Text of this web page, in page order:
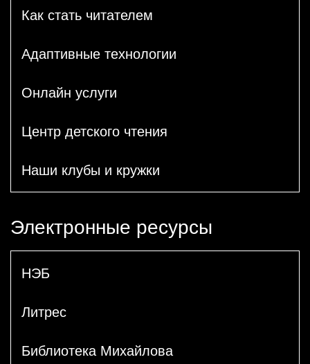
Как стать читателем
Адаптивные технологии
Онлайн услуги
Центр детского чтения
Наши клубы и кружки
Электронные ресурсы
НЭБ
Литрес
Библиотека Михайлова